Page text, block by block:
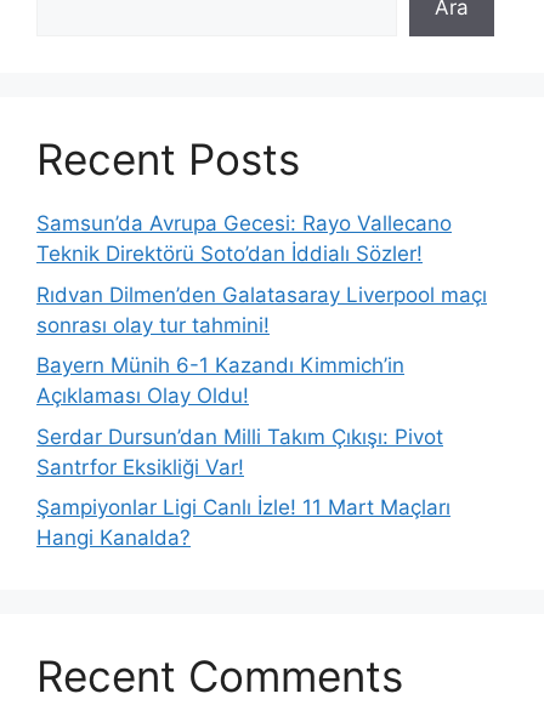
Ara
Recent Posts
Samsun’da Avrupa Gecesi: Rayo Vallecano
Teknik Direktörü Soto’dan İddialı Sözler!
Rıdvan Dilmen’den Galatasaray Liverpool maçı
sonrası olay tur tahmini!
Bayern Münih 6-1 Kazandı Kimmich’in
Açıklaması Olay Oldu!
Serdar Dursun’dan Milli Takım Çıkışı: Pivot
Santrfor Eksikliği Var!
Şampiyonlar Ligi Canlı İzle! 11 Mart Maçları
Hangi Kanalda?
Recent Comments